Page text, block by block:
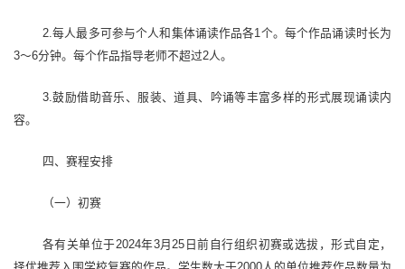
2.每人最多可参与个人和集体诵读作品各1个。每个作品诵读时长为
3～6分钟。每个作品指导老师不超过2人。
3.鼓励借助音乐、服装、道具、吟诵等丰富多样的形式展现诵读内
容。
四、赛程安排
（一）初赛
各有关单位于2024年3月25日前自行组织初赛或选拔，形式自定，